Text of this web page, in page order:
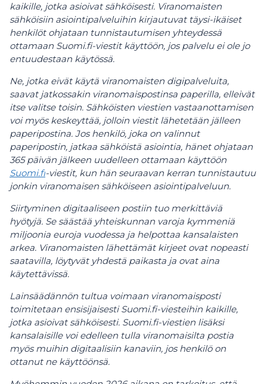
kaikille, jotka asioivat sähköisesti. Viranomaisten
sähköisiin asiointipalveluihin kirjautuvat täysi-ikäiset
henkilöt ohjataan tunnistautumisen yhteydessä
ottamaan Suomi.fi-viestit käyttöön, jos palvelu ei ole jo
entuudestaan käytössä.
Ne, jotka eivät käytä viranomaisten digipalveluita,
saavat jatkossakin viranomaispostinsa paperilla, elleivät
itse valitse toisin. Sähköisten viestien vastaanottamisen
voi myös keskeyttää, jolloin viestit lähetetään jälleen
paperipostina. Jos henkilö, joka on valinnut
paperipostin, jatkaa sähköistä asiointia, hänet ohjataan
365 päivän jälkeen uudelleen ottamaan käyttöön
Suomi.fi-viestit, kun hän seuraavan kerran tunnistautuu
jonkin viranomaisen sähköiseen asiointipalveluun.
Siirtyminen digitaaliseen postiin tuo merkittäviä
hyötyjä. Se säästää yhteiskunnan varoja kymmeniä
miljoonia euroja vuodessa ja helpottaa kansalaisten
arkea. Viranomaisten lähettämät kirjeet ovat nopeasti
saatavilla, löytyvät yhdestä paikasta ja ovat aina
käytettävissä.
Lainsäädännön tultua voimaan viranomaisposti
toimitetaan ensisijaisesti Suomi.fi-viesteihin kaikille,
jotka asioivat sähköisesti. Suomi.fi-viestien lisäksi
kansalaisille voi edelleen tulla viranomaisilta postia
myös muihin digitaalisiin kanaviin, jos henkilö on
ottanut ne käyttöönsä.